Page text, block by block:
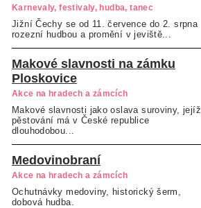
Karnevaly, festivaly, hudba, tanec
Jižní Čechy se od 11. července do 2. srpna
rozezní hudbou a promění v jeviště...
Makové slavnosti na zámku
Ploskovice
Akce na hradech a zámcích
Makové slavnosti jako oslava suroviny, jejíž
pěstování má v České republice
dlouhodobou...
Medovinobraní
Akce na hradech a zámcích
Ochutnávky medoviny, historický šerm,
dobová hudba.